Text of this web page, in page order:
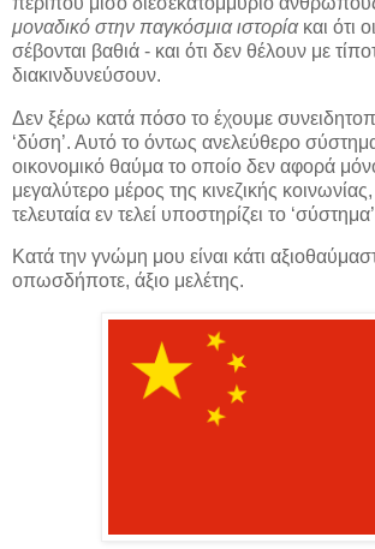
μοναδικό στην παγκόσμια ιστορίακαι ότι
σέβονται βαθιά - και ότι δεν θέλουν με
διακινδυνεύσουν.
Δεν ξέρω κατά πόσο το έχουμε
‘δύση’. Αυτό το όντως ανελεύθερο σύστημα
οικονομικό θαύμα το οποίο δεν αφορά
μεγαλύτερο μέρος της κινεζικής
τελευταία εν τελεί υποστηρίζει το
Κατά την γνώμη μου είναι κάτι
οπωσδήποτε, άξιο μελέτης.